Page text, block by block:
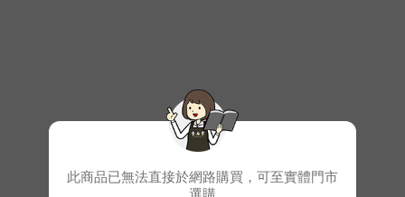
此商品已無法直接於網路購買，可至實體門市
選購